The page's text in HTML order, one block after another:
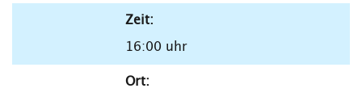
Zeit:
16:00 uhr
Ort: